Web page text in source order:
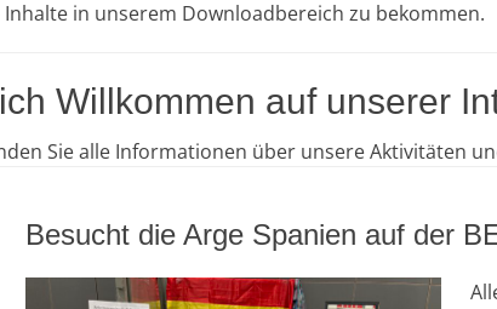
in unserem Downloadbereich zu bekommen.
Willkommen auf unserer
Sie alle Informationen über unsere Aktivitäten
Besucht die Arge Spanien auf der